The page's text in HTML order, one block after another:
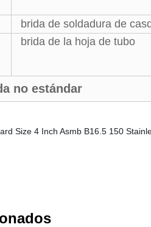
brida de soldadura de
brida de la hoja de tubo
no estándar